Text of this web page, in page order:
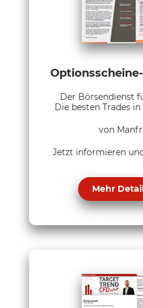
Der Börsendienst
Die besten Trades
von
Jetzt informieren
Mehr